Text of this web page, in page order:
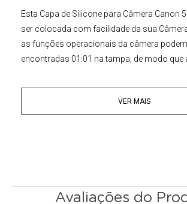
Esta Capa de Silicone para Câmera Canon
ser colocada com facilidade da sua
as funções operacionais da câmera
encontradas 01:01 na tampa, de modo que
O acesso ao cartão de memória e do
VER MAIS
Avaliações do